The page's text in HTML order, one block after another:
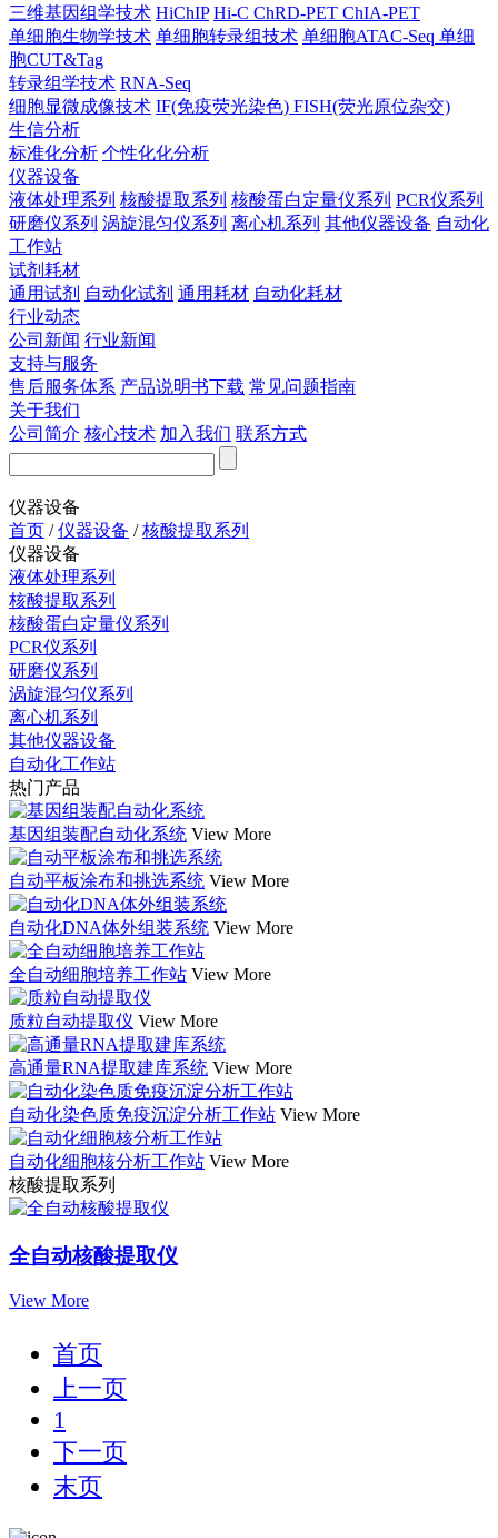
三维基因组学技术 HiChIP Hi-C ChRD-PET ChIA-PET
单细胞生物学技术 单细胞转录组技术 单细胞ATAC-Seq 单细
胞CUT&Tag
转录组学技术 RNA-Seq
细胞显微成像技术 IF(免疫荧光染色) FISH(荧光原位杂交)
生信分析
标准化分析 个性化化分析
仪器设备
液体处理系列 核酸提取系列 核酸蛋白定量仪系列 PCR仪系列
研磨仪系列 涡旋混匀仪系列 离心机系列 其他仪器设备 自动化
工作站
试剂耗材
通用试剂 自动化试剂 通用耗材 自动化耗材
行业动态
公司新闻 行业新闻
支持与服务
售后服务体系 产品说明书下载 常见问题指南
关于我们
公司简介 核心技术 加入我们 联系方式
仪器设备
首页 /仪器设备 /核酸提取系列
仪器设备
液体处理系列
核酸提取系列
核酸蛋白定量仪系列
PCR仪系列
研磨仪系列
涡旋混匀仪系列
离心机系列
其他仪器设备
自动化工作站
热门产品
基因组装配自动化系统 View More
自动平板涂布和挑选系统 View More
自动化DNA体外组装系统 View More
全自动细胞培养工作站 View More
质粒自动提取仪 View More
高通量RNA提取建库系统 View More
自动化染色质免疫沉淀分析工作站 View More
自动化细胞核分析工作站 View More
核酸提取系列
全自动核酸提取仪
View More
首页
上一页
1
下一页
末页